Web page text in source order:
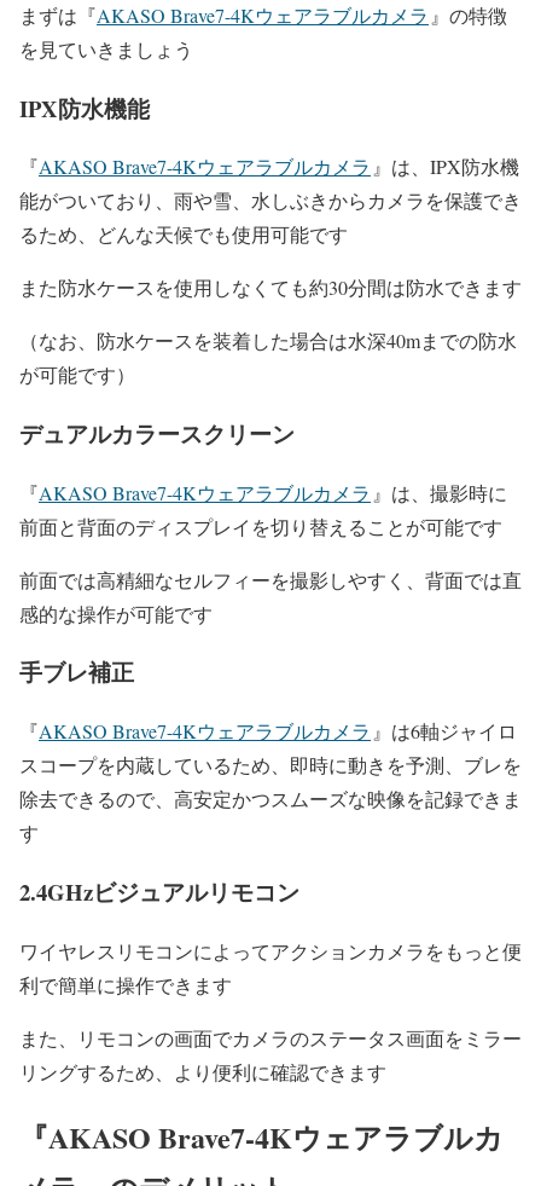
まずは 『AKASO Brave7-4Kウェアラブルカメラ 』 の特徴
を見ていきましょう
IPX防水機能
『AKASO Brave7-4Kウェアラブルカメラ 』は、IPX防水機
能がついており、 雨や雪、水しぶきからカメラを保護でき
るため、どんな天候でも使用可能です
また防水ケースを使用しなくても約30分間は防水できます
（なお、防水ケースを装着した場合は水深40mまでの防水
が可能です）
デュアルカラースクリーン
『AKASO Brave7-4Kウェアラブルカメラ 』は、 撮影時に
前面と背面のディスプレイを切り替えることが可能です
前面では高精細なセルフィーを撮影しやすく、背面では直
感的な操作が可能です
手ブレ補正
『AKASO Brave7-4Kウェアラブルカメラ 』は6軸ジャイロ
スコープを内蔵しているため、即時に動きを予測、ブレを
除去できるので、高安定かつスムーズな映像を記録できま
す
2.4GHzビジュアルリモコン
ワイヤレスリモコンによってアクションカメラをもっと便
利で簡単に操作できます
また、リモコンの画面でカメラのステータス画面をミラー
リングするため、より便利に確認できます
『AKASO Brave7-4Kウェアラブルカ